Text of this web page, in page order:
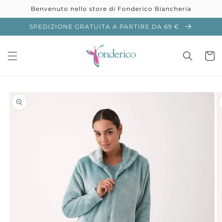
direttamente
ai contenuti
Benvenuto nello store di Fonderico Biancheria
SPEDIZIONE GRATUITA A PARTIRE DA 69 €
Passa alle
informazioni
sul prodotto